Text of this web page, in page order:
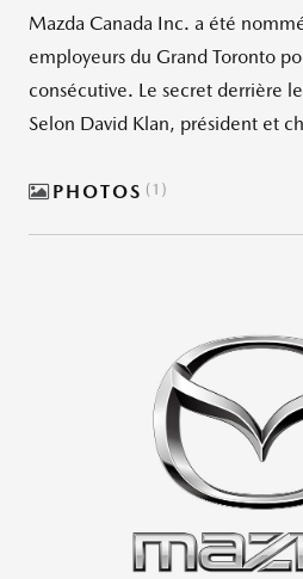
Mazda Canada Inc. a été
employeurs du Grand Toronto
consécutive. Le secret derrière
Selon David Klan, président et
PHOTOS 1